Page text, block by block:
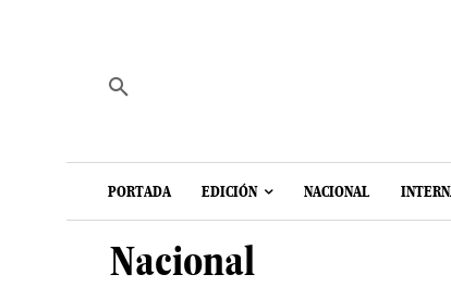
PORTADA EDICIÓN NACIONAL
Nacional